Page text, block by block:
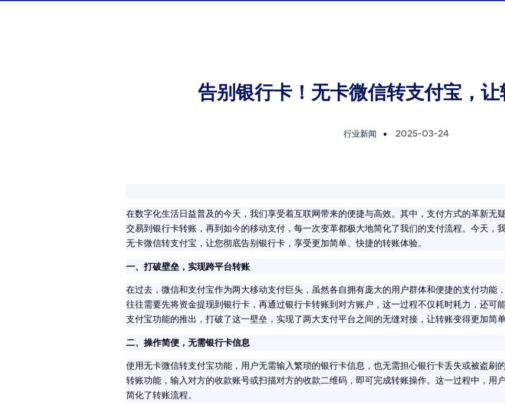
告别银行卡！无卡微信转支付宝，
行业新闻 2025-03-24
在数字化生活日益普及的今天，我们享受着互联网带来的便捷与高效。其中，支付方式的革新无
交易到银行卡转账，再到如今的移动支付，每一次变革都极大地简化了我们的支付流程。今天
无卡微信转支付宝，让您彻底告别银行卡，享受更加简单、快捷的转账体验。
一、打破壁垒，实现跨平台转账
在过去，微信和支付宝作为两大移动支付巨头，虽然各自拥有庞大的用户群体和便捷的支付功能
往往需要先将资金提现到银行卡，再通过银行卡转账到对方账户，这一过程不仅耗时耗力，还可
支付宝功能的推出，打破了这一壁垒，实现了两大支付平台之间的无缝对接，让转账变得更加简单
二、操作简便，无需银行卡信息
使用无卡微信转支付宝功能，用户无需输入繁琐的银行卡信息，也无需担心银行卡丢失或被盗刷
转账功能，输入对方的收款账号或扫描对方的收款二维码，即可完成转账操作。这一过程中，用
简化了转账流程。